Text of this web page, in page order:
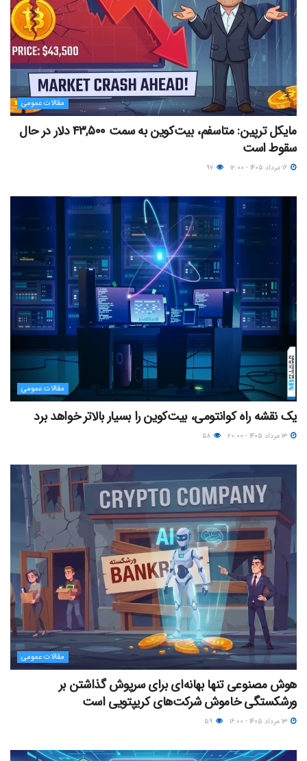
مقالات عمومی
مایکل ترپین: متاسفم، بیت‌کوین به سمت ۴۳,۵۰۰ دلار در حال
سقوط است
مقالات عمومی
یک نقشه راه کوانتومی، بیت‌کوین را بسیار بالاتر خواهد برد
مقالات عمومی
هوش مصنوعی تنها بهانه‌ای برای سرپوش گذاشتن بر
ورشکستگی خاموش شرکت‌های کریپتویی است